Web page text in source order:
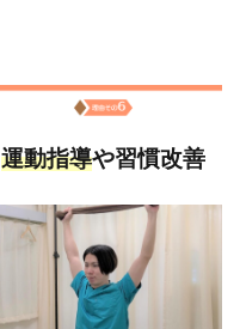
運動指導や習慣改善